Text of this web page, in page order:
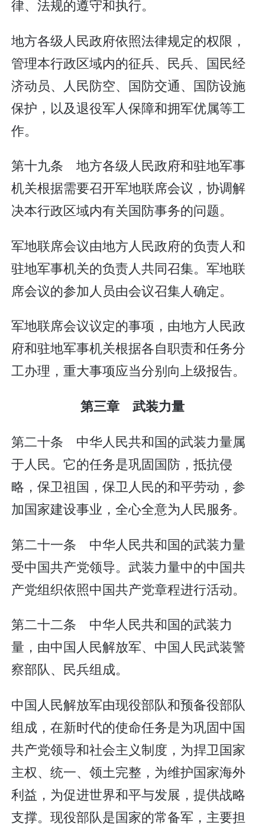
律、法规的遵守和执行。
地方各级人民政府依照法律规定的权限，
管理本行政区域内的征兵、民兵、国民经
济动员、人民防空、国防交通、国防设施
保护，以及退役军人保障和拥军优属等工
作。
第十九条 地方各级人民政府和驻地军事
机关根据需要召开军地联席会议，协调解
决本行政区域内有关国防事务的问题。
军地联席会议由地方人民政府的负责人和
驻地军事机关的负责人共同召集。军地联
席会议的参加人员由会议召集人确定。
军地联席会议议定的事项，由地方人民政
府和驻地军事机关根据各自职责和任务分
工办理，重大事项应当分别向上级报告。
第三章 武装力量
第二十条 中华人民共和国的武装力量属
于人民。它的任务是巩固国防，抵抗侵
略，保卫祖国，保卫人民的和平劳动，参
加国家建设事业，全心全意为人民服务。
第二十一条 中华人民共和国的武装力量
受中国共产党领导。武装力量中的中国共
产党组织依照中国共产党章程进行活动。
第二十二条 中华人民共和国的武装力
量，由中国人民解放军、中国人民武装警
察部队、民兵组成。
中国人民解放军由现役部队和预备役部队
组成，在新时代的使命任务是为巩固中国
共产党领导和社会主义制度，为捍卫国家
主权、统一、领土完整，为维护国家海外
利益，为促进世界和平与发展，提供战略
支撑。现役部队是国家的常备军，主要担